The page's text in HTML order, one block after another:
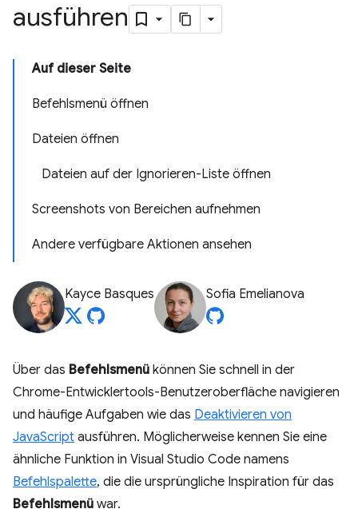
ausführen
Auf dieser Seite
Befehlsmenü öffnen
Dateien öffnen
Dateien auf der Ignorieren-Liste öffnen
Screenshots von Bereichen aufnehmen
Andere verfügbare Aktionen ansehen
Kayce Basques Sofia Emelianova
Über das Befehlsmenü können Sie schnell in der
Chrome-Entwicklertools-Benutzeroberfläche navigieren
und häufige Aufgaben wie das Deaktivieren von
JavaScript ausführen. Möglicherweise kennen Sie eine
ähnliche Funktion in Visual Studio Code namens
Befehlspalette, die die ursprüngliche Inspiration für das
Befehlsmenü war.